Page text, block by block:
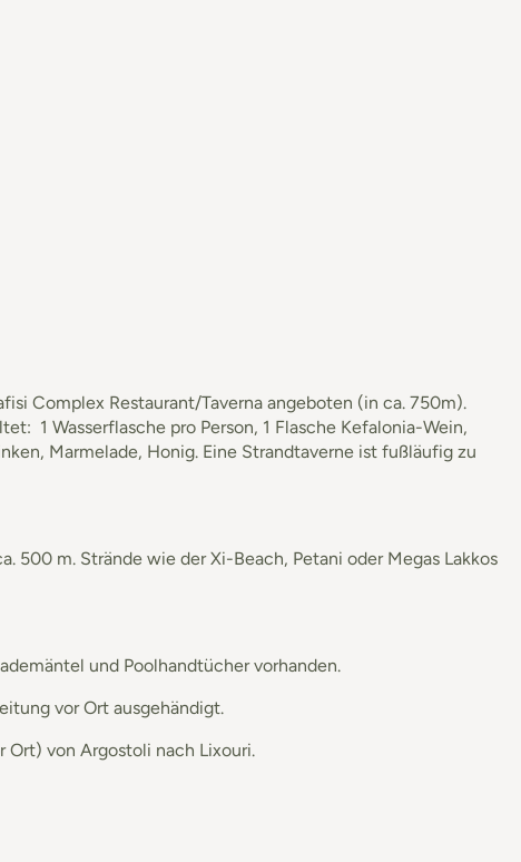
Complex Restaurant/Taverna angeboten (in ca. 750m).
1 Wasserflasche pro Person, 1 Flasche Kefalonia-Wein,
Marmelade, Honig. Eine Strandtaverne ist fußläufig zu
500 m. Strände wie der Xi-Beach, Petani oder Megas Lakkos
und Poolhandtücher vorhanden.
vor Ort ausgehändigt.
Ort) von Argostoli nach Lixouri.